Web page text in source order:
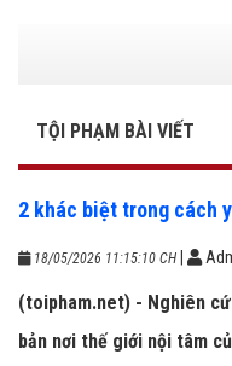
TỘI PHẠM BÀI VIẾT
2 khác biệt trong cách
18/05/2026 11:15:10 CH
(toipham.net) - Nghiên
bản nơi thế giới nội tâm